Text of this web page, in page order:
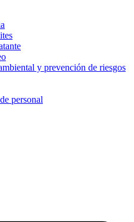
y prevención de riesgos
personal